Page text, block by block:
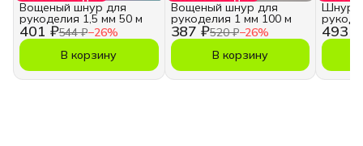
401 ₽544 ₽−26%
Вощеный шнур для
рукоделия 1,5 мм 50 м
В корзину
387 ₽520 ₽−26%
Вощеный шнур для
рукоделия 1 мм 100 м
В корзину
493 ₽
Шнур